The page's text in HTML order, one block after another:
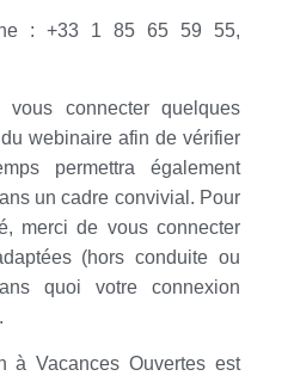
: +33 1 85 65 59 55,
connecter quelques
webinaire afin de vérifier
permettra également
un cadre convivial. Pour
merci de vous connecter
(hors conduite ou
quoi votre connexion
à Vacances Ouvertes est